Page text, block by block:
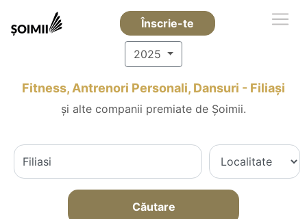
Înscrie-te
2025
Fitness, Antrenori Personali, Dansuri - Filiaşi
și alte companii premiate de Șoimii.
Căutare